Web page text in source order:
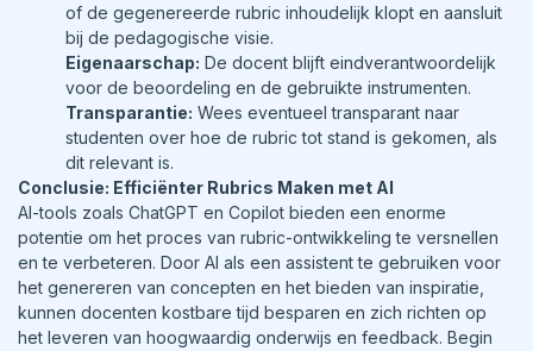
of de gegenereerde rubric inhoudelijk klopt en aansluit
bij de pedagogische visie.
Eigenaarschap: De docent blijft eindverantwoordelijk
voor de beoordeling en de gebruikte instrumenten.
Transparantie: Wees eventueel transparant naar
studenten over hoe de rubric tot stand is gekomen, als
dit relevant is.
Conclusie: Efficiënter Rubrics Maken met AI
AI-tools zoals ChatGPT en Copilot bieden een enorme
potentie om het proces van rubric-ontwikkeling te versnellen
en te verbeteren. Door AI als een assistent te gebruiken voor
het genereren van concepten en het bieden van inspiratie,
kunnen docenten kostbare tijd besparen en zich richten op
het leveren van hoogwaardig onderwijs en feedback. Begin